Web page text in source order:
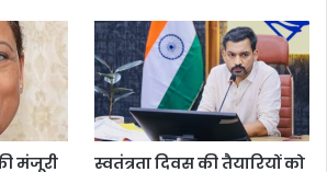
मंजूरी
स्वतंत्रता दिवस की तैयारियों को